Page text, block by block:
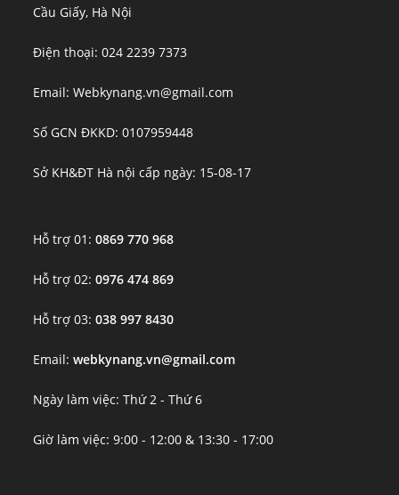
Cầu Giấy, Hà Nội
Điện thoại: 024 2239 7373
Email: Webkynang.vn@gmail.com
Số GCN ĐKKD: 0107959448
Sở KH&ĐT Hà nội cấp ngày: 15-08-17
Hỗ trợ 01:0869 770 968
Hỗ trợ 02:0976 474 869
Hỗ trợ 03:038 997 8430
Email:webkynang.vn@gmail.com
Ngày làm việc: Thứ 2 - Thứ 6
Giờ làm việc: 9:00 - 12:00 & 13:30 - 17:00